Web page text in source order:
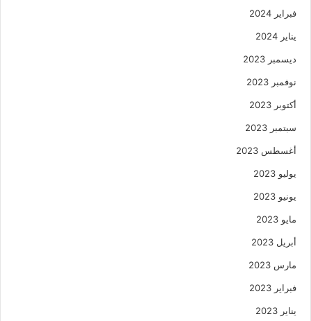
فبراير 2024
يناير 2024
ديسمبر 2023
نوفمبر 2023
أكتوبر 2023
سبتمبر 2023
أغسطس 2023
يوليو 2023
يونيو 2023
مايو 2023
أبريل 2023
مارس 2023
فبراير 2023
يناير 2023